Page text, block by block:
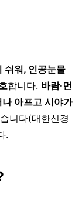
쉬워, 인공눈물
합니다. 바람·먼
아프고 시야가
니다(대한신경
.